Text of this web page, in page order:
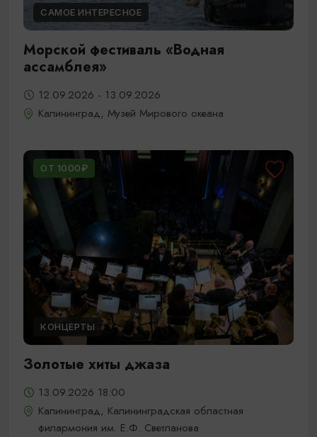
САМОЕ ИНТЕРЕСНОЕ
Морской фестиваль «Водная
ассамблея»
12.09.2026 - 13.09.2026
Калининград, Музей Мирового океана
ОТ 1000₽
КОНЦЕРТЫ
Золотые хиты джаза
13.09.2026 18:00
Калининград, Калининградская областная
филармония им. Е.Ф. Светланова